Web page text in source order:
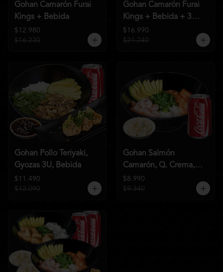
Gohan Camarón Furai
Kings + Bebida
$12.980
$16.230
Gohan Camarón Furai
Kings + Bebida + 3
Unid de Gyozas Nikkei
$16.990
$21.240
Gohan Pollo Teriyaki,
Gyozas 3U, Bebida
$11.490
$12.090
Gohan Salmón
Camarón, Q. Crema,
Bebida
$8.990
$9.340